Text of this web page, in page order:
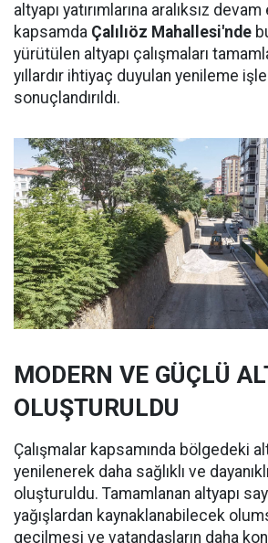
altyapı yatırımlarına aralıksız
kapsamda Çalılıöz Mahallesi'nde
yürütülen altyapı çalışmaları
yıllardır ihtiyaç duyulan yenileme
sonuçlandırıldı.
MODERN VE GÜÇLÜ
OLUŞTURULDU
Çalışmalar kapsamında bölgedeki
yenilenerek daha sağlıklı ve
oluşturuldu. Tamamlanan altyapı
yağışlardan kaynaklanabilecek
geçilmesi ve vatandaşların daha